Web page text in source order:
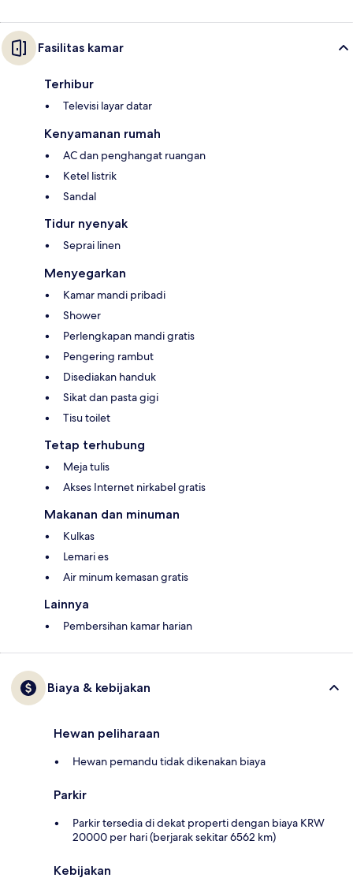
Fasilitas kamar
Terhibur
Televisi layar datar
Kenyamanan rumah
AC dan penghangat ruangan
Ketel listrik
Sandal
Tidur nyenyak
Seprai linen
Menyegarkan
Kamar mandi pribadi
Shower
Perlengkapan mandi gratis
Pengering rambut
Disediakan handuk
Sikat dan pasta gigi
Tisu toilet
Tetap terhubung
Meja tulis
Akses Internet nirkabel gratis
Makanan dan minuman
Kulkas
Lemari es
Air minum kemasan gratis
Lainnya
Pembersihan kamar harian
Biaya & kebijakan
Hewan peliharaan
Hewan pemandu tidak dikenakan biaya
Parkir
Parkir tersedia di dekat properti dengan biaya KRW
20000 per hari (berjarak sekitar 6562 km)
Kebijakan